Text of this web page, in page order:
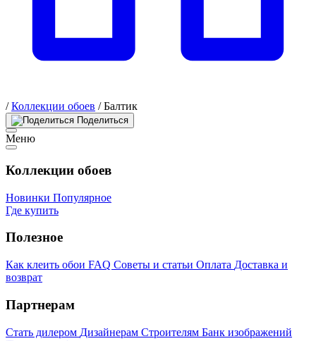
/Коллекции обоев /Балтик
Поделиться
Меню
Коллекции обоев
Новинки Популярное
Где купить
Полезное
Как клеить обои FAQ Советы и статьи Оплата Доставка и
возврат
Партнерам
Стать дилером Дизайнерам Строителям Банк изображений